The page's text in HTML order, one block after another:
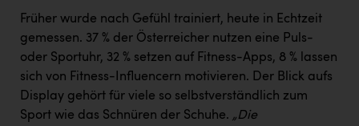
Früher wurde nach Gefühl trainiert, heute in Echtzeit
gemessen. 37 % der Österreicher nutzen eine Puls-
oder Sportuhr, 32 % setzen auf Fitness-Apps, 8 % lassen
sich von Fitness-Influencern motivieren. Der Blick aufs
Display gehört für viele so selbstverständlich zum
Sport wie das Schnüren der Schuhe. „Die